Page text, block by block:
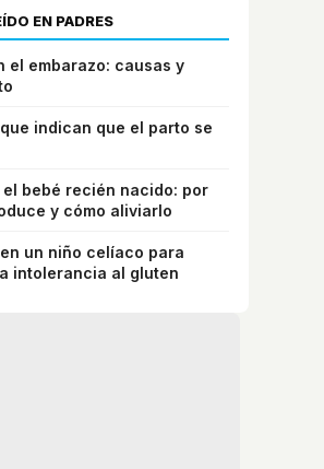
EN PADRES
el embarazo: causas y
indican que el parto se
el bebé recién nacido: por
y cómo aliviarlo
un niño celíaco para
intolerancia al gluten